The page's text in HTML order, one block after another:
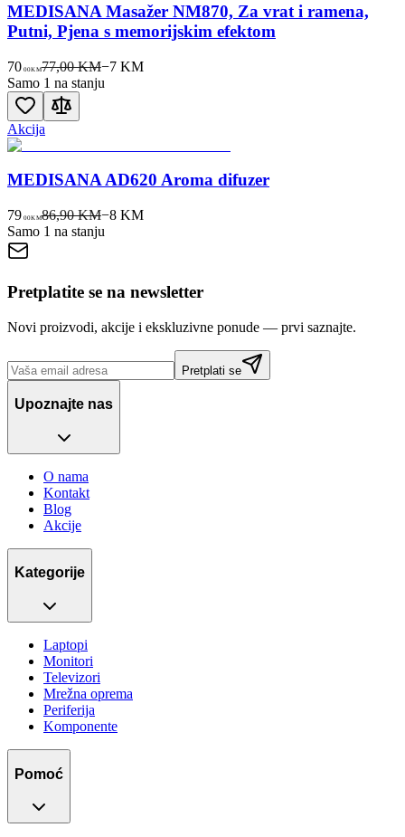
MEDISANA Masažer NM870, Za vrat i ramena,
Putni, Pjena s memorijskim efektom
70 00KM77,00 KM−7KM
Samo 1 na stanju
Akcija
MEDISANA AD620 Aroma difuzer
79 00KM86,90 KM−8KM
Samo 1 na stanju
Pretplatite se na newsletter
Novi proizvodi, akcije i ekskluzivne ponude — prvi saznajte.
Pretplati se
Upoznajte nas
O nama
Kontakt
Blog
Akcije
Kategorije
Laptopi
Monitori
Televizori
Mrežna oprema
Periferija
Komponente
Pomoć